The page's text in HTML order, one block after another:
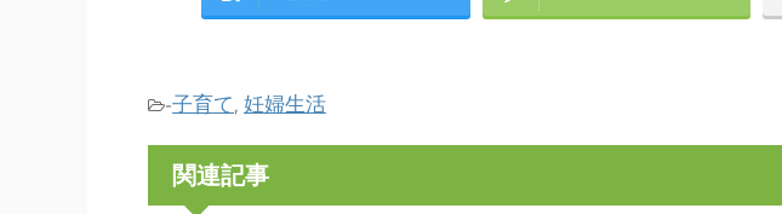
-子育て, 妊婦生活
関連記事